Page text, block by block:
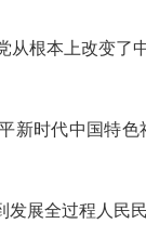
根本上改变了
时代中国特色
展全过程人民